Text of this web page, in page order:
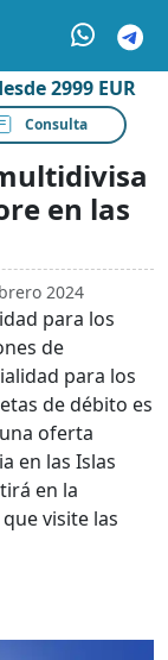
2999 EUR
Consulta
en las
2024
para los
de
para los
de débito es
oferta
en las Islas
en la
visite las